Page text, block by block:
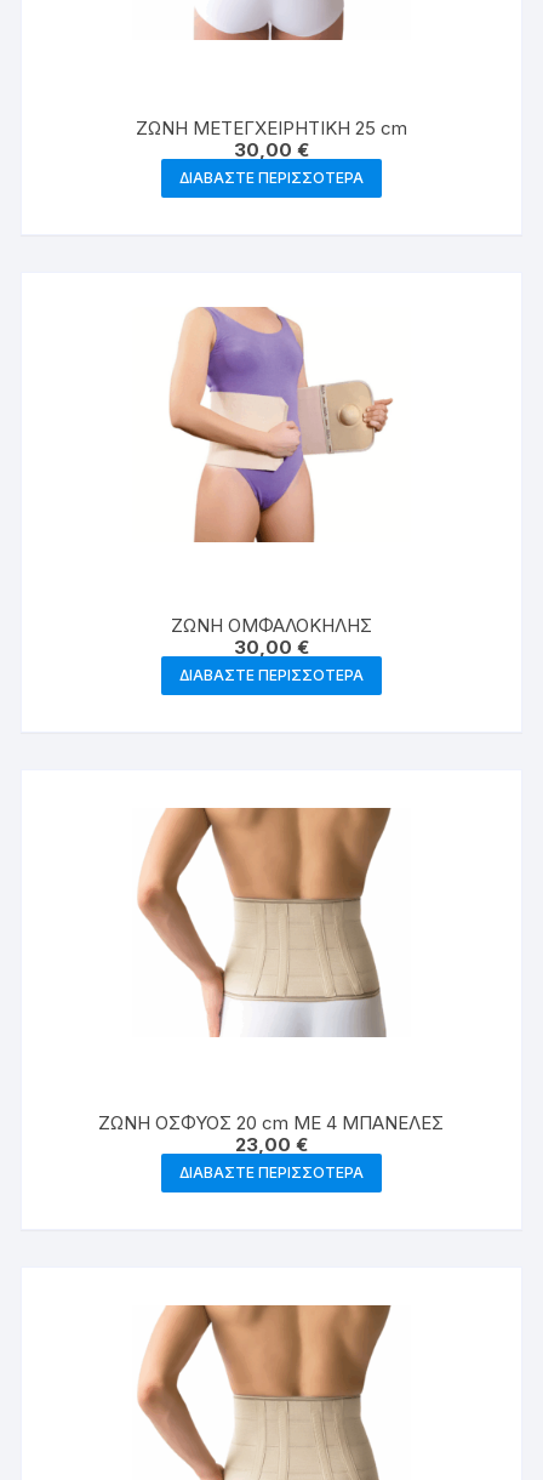
ΖΩΝΗ ΜΕΤΕΓΧΕΙΡΗΤΙΚΗ 25 cm
30,00 €
ΔΙΑΒΆΣΤΕ ΠΕΡΙΣΣΌΤΕΡΑ
ΖΩΝΗ ΟΜΦΑΛΟΚΗΛΗΣ
30,00 €
ΔΙΑΒΆΣΤΕ ΠΕΡΙΣΣΌΤΕΡΑ
ΖΩΝΗ ΟΣΦΥΟΣ 20 cm ΜΕ 4 ΜΠΑΝΕΛΕΣ
23,00 €
ΔΙΑΒΆΣΤΕ ΠΕΡΙΣΣΌΤΕΡΑ